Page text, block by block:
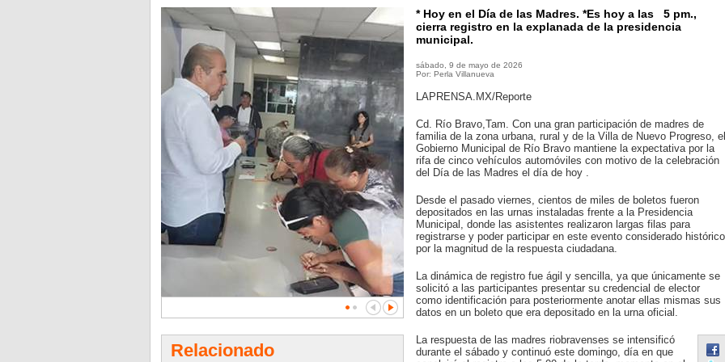
Relacionado
* Hoy en el Día de las Madres. *Es hoy a las 5 pm.,
cierra registro en la explanada de la presidencia
municipal.
sábado, 9 de mayo de 2026
Por: Perla Villanueva
LAPRENSA.MX/Reporte
Cd. Río Bravo,Tam. Con una gran participación de madres de
familia de la zona urbana, rural y de la Villa de Nuevo Progreso, el
Gobierno Municipal de Río Bravo mantiene la expectativa por la
rifa de cinco vehículos automóviles con motivo de la celebración
del Día de las Madres el día de hoy .
Desde el pasado viernes, cientos de miles de boletos fueron
depositados en las urnas instaladas frente a la Presidencia
Municipal, donde las asistentes realizaron largas filas para
registrarse y poder participar en este evento considerado histórico
por la magnitud de la respuesta ciudadana.
La dinámica de registro fue ágil y sencilla, ya que únicamente se
solicitó a las participantes presentar su credencial de elector
como identificación para posteriormente anotar ellas mismas sus
datos en un boleto que era depositado en la urna oficial.
La respuesta de las madres riobravenses se intensificó
durante el sábado y continuó este domingo, día en que